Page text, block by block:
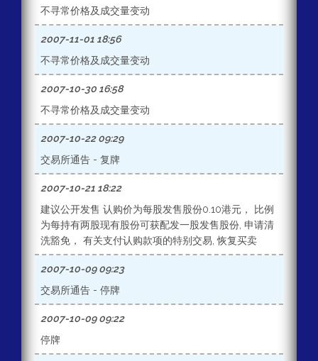
不寻常价格及成交量变动
2007-11-01 18:56
不寻常价格及成交量变动
2007-10-30 16:58
不寻常价格及成交量变动
2007-10-22 09:29
交易所通告 - 复牌
2007-10-21 18:22
建议公开发售 认购价为每股发售股份0.10港元， 比例
为每持有两股现有股份可获配发一股发售股份, 申请清
洗豁免， 有关支付认购款项的特别交易, 恢复买卖
2007-10-09 09:23
交易所通告 - 停牌
2007-10-09 09:22
停牌